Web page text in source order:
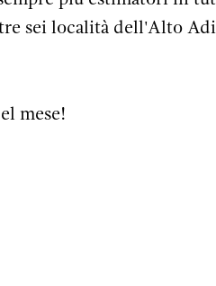
sei località dell'Alto
mese!